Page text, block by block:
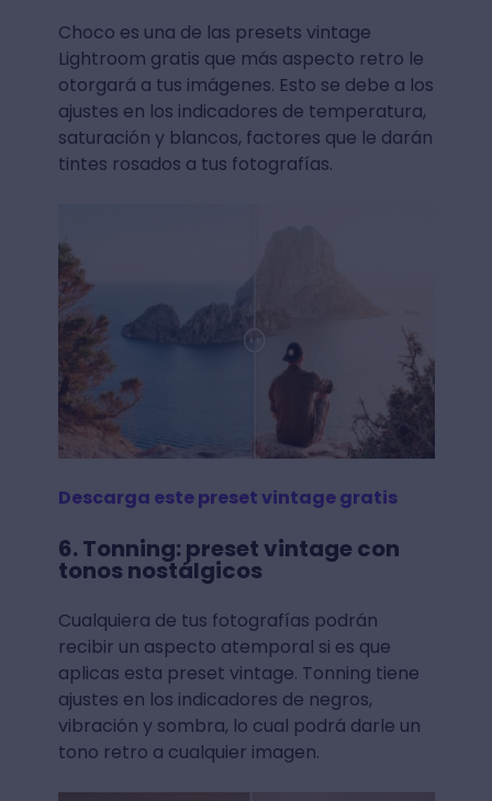
Choco es una de las presets vintage
Lightroom gratis que más aspecto retro le
otorgará a tus imágenes. Esto se debe a los
ajustes en los indicadores de temperatura,
saturación y blancos, factores que le darán
tintes rosados a tus fotografías.
Descarga este preset vintage gratis
6. Tonning: preset vintage con
tonos nostálgicos
Cualquiera de tus fotografías podrán
recibir un aspecto atemporal si es que
aplicas esta preset vintage. Tonning tiene
ajustes en los indicadores de negros,
vibración y sombra, lo cual podrá darle un
tono retro a cualquier imagen.